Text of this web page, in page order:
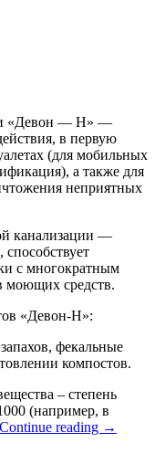
«Девон — Н» —
в первую
(для мобильных
а также для
неприятных
канализации —
с многократным
моющих средств.
«Девон-Н»:
фекальные
компостов.
– степень
(например, в
Continue reading →